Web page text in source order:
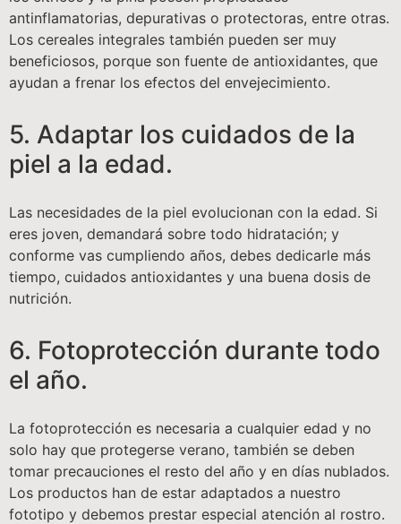
antinflamatorias, depurativas o protectoras, entre otras.
Los cereales integrales también pueden ser muy
beneficiosos, porque son fuente de antioxidantes, que
ayudan a frenar los efectos del envejecimiento.
5. Adaptar los cuidados de la
piel a la edad.
Las necesidades de la piel evolucionan con la edad. Si
eres joven, demandará sobre todo hidratación; y
conforme vas cumpliendo años, debes dedicarle más
tiempo, cuidados antioxidantes y una buena dosis de
nutrición.
6. Fotoprotección durante todo
el año.
La fotoprotección es necesaria a cualquier edad y no
solo hay que protegerse verano, también se deben
tomar precauciones el resto del año y en días nublados.
Los productos han de estar adaptados a nuestro
fototipo y debemos prestar especial atención al rostro.